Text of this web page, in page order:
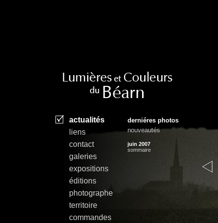
actualités
iens
contact
galeries
expositions
éditions
photographe
territoire
commandes
derniéres photos
nouveautés
juin 2007
sommaire